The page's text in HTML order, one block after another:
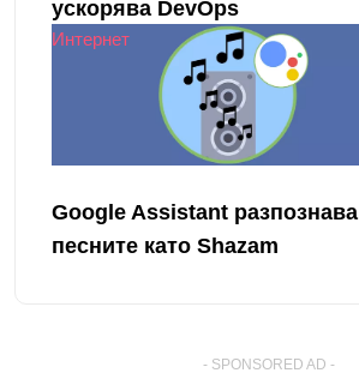
ускорява DevOps
Интернет
Google Assistant разпознава
песните като Shazam
- SPONSORED AD -